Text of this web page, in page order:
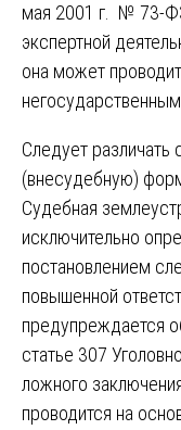
мая 2001 г. № 73-
экспертной
она может
Следует
(внесудебную)
Судебная
исключительно
постановлением
повышенной
предупреждается
статье 307
ложного
проводится на